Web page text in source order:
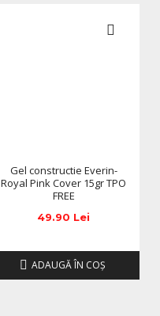
Gel constructie Everin-
Royal Pink Cover 15gr TPO
FREE
49.90 Lei
ADAUGĂ ÎN COŞ